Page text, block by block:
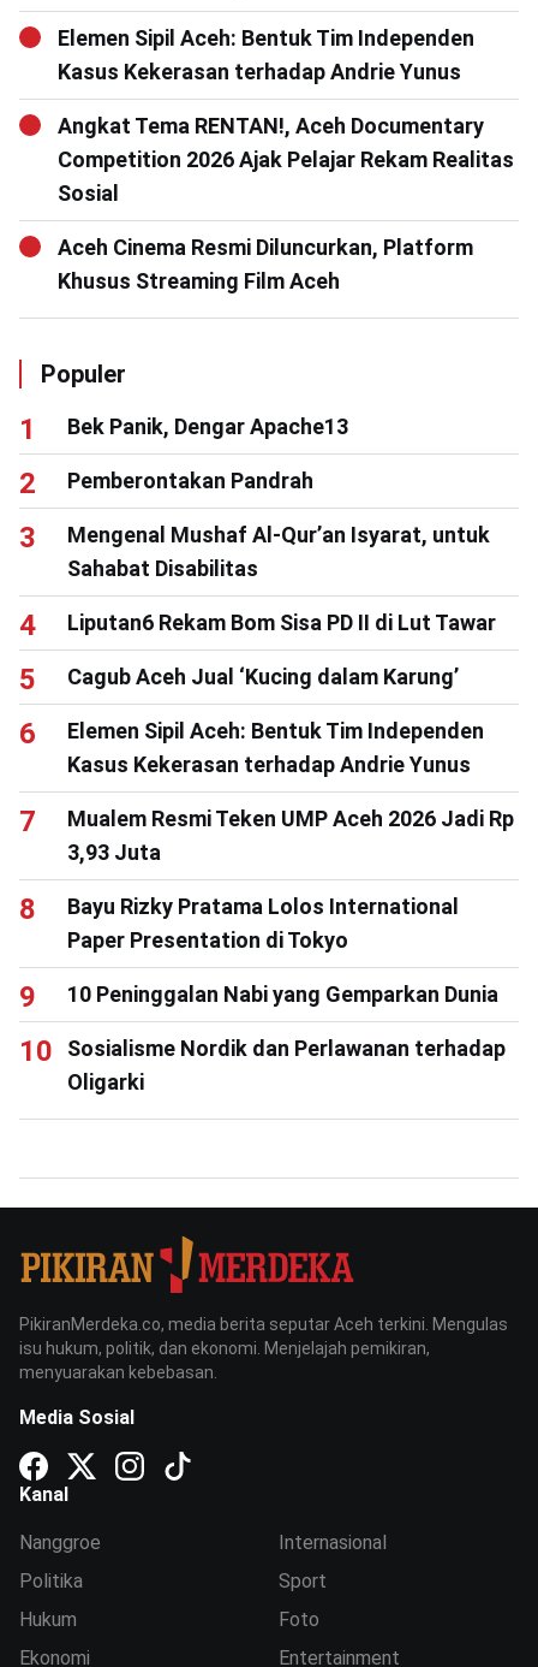
Elemen Sipil Aceh: Bentuk Tim Independen
Kasus Kekerasan terhadap Andrie Yunus
Angkat Tema RENTAN!, Aceh Documentary
Competition 2026 Ajak Pelajar Rekam Realitas
Sosial
Aceh Cinema Resmi Diluncurkan, Platform
Khusus Streaming Film Aceh
Populer
Bek Panik, Dengar Apache13
Pemberontakan Pandrah
Mengenal Mushaf Al-Qur’an Isyarat, untuk
Sahabat Disabilitas
Liputan6 Rekam Bom Sisa PD II di Lut Tawar
Cagub Aceh Jual ‘Kucing dalam Karung’
Elemen Sipil Aceh: Bentuk Tim Independen
Kasus Kekerasan terhadap Andrie Yunus
Mualem Resmi Teken UMP Aceh 2026 Jadi Rp
3,93 Juta
Bayu Rizky Pratama Lolos International
Paper Presentation di Tokyo
10 Peninggalan Nabi yang Gemparkan Dunia
Sosialisme Nordik dan Perlawanan terhadap
Oligarki
PikiranMerdeka.co, media berita seputar Aceh terkini. Mengulas
isu hukum, politik, dan ekonomi. Menjelajah pemikiran,
menyuarakan kebebasan.
Media Sosial
Kanal
Nanggroe
Politika
Hukum
Ekonomi
Internasional
Sport
Foto
Entertainment